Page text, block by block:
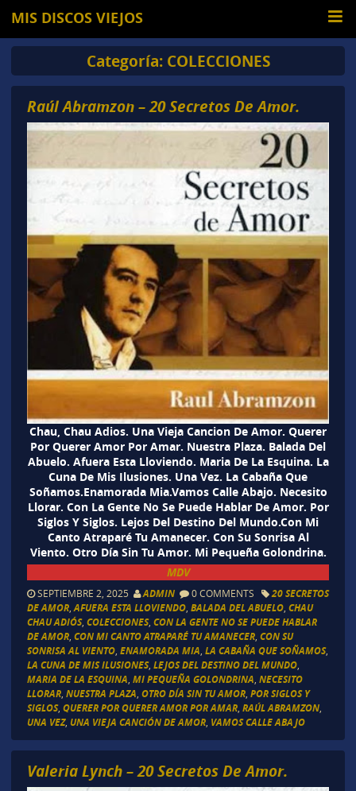
MIS DISCOS VIEJOS
Categoría: COLECCIONES
Raúl Abramzon – 20 Secretos De Amor.
Chau, Chau Adios. Una Vieja Cancion De Amor. Querer
Por Querer Amor Por Amar. Nuestra Plaza. Balada Del
Abuelo. Afuera Esta Lloviendo. Maria De La Esquina. La
Cuna De Mis Ilusiones. Una Vez. La Cabaña Que
Soñamos.Enamorada Mia.Vamos Calle Abajo. Necesito
Llorar. Con La Gente No Se Puede Hablar De Amor. Por
Siglos Y Siglos. Lejos Del Destino Del Mundo.Con Mi
Canto Atraparé Tu Amanecer. Con Su Sonrisa Al
Viento. Otro Día Sin Tu Amor. Mi Pequeña Golondrina.
MDV
SEPTIEMBRE 2, 2025 ADMIN 0 COMMENTS
20 SECRETOS
DE AMOR, AFUERA ESTA LLOVIENDO, BALADA DEL ABUELO, CHAU
CHAU ADIÓS, COLECCIONES, CON LA GENTE NO SE PUEDE HABLAR
DE AMOR, CON MI CANTO ATRAPARÉ TU AMANECER, CON SU
SONRISA AL VIENTO, ENAMORADA MIA LA CABAÑA QUE SOÑAMOS,
LA CUNA DE MIS ILUSIONES, LEJOS DEL DESTINO DEL MUNDO,
MARIA DE LA ESQUINA MI PEQUEÑA GOLONDRINA NECESITO
LLORAR, NUESTRA PLAZA OTRO DÍA SIN TU AMOR, POR SIGLOS Y
SIGLOS, QUERER POR QUERER AMOR POR AMAR, RAÚL ABRAMZON,
UNA VEZ, UNA VIEJA CANCIÓN DE AMOR, VAMOS CALLE ABAJO
Valeria Lynch – 20 Secretos De Amor.